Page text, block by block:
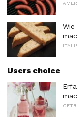
Users choice